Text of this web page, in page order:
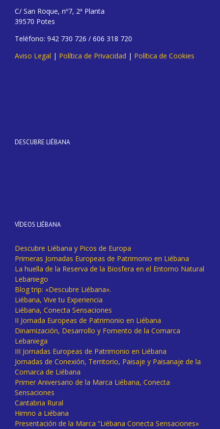
C/ San Roque, nº7, 2ª Planta
39570 Potes
Teléfono: 942 730 726 / 606 318 720
Aviso Legal | Política de Privacidad | Política de Cookies
DESCUBRE LIÉBANA
VÍDEOS LIÉBANA
Descubre Liébana y Picos de Europa
Primeras Jornadas Europeas de Patrimonio en Liébana
La huella de la Reserva de la Biosfera en el Entorno Natural
Lebaniego
Blog trip: «Descubre Liébana».
Liébana, Vive tu Experiencia
Liébana, Conecta Sensaciones
II Jornada Europeas de Patrimonio en Liébana
Dinamización, Desarrollo y Fomento de la Comarca
Lebaniega
III Jornadas Europeas de Patrimonio en Liébana
Jornadas de Conexión, Territorio, Paisaje y Paisanaje de la
Comarca de Liébana
Primer Aniversario de la Marca Liébana, Conecta
Sensaciones
Cantabria Rural
Himno a Liébana
Presentación de la Marca “Liébana Conecta Sensaciones»